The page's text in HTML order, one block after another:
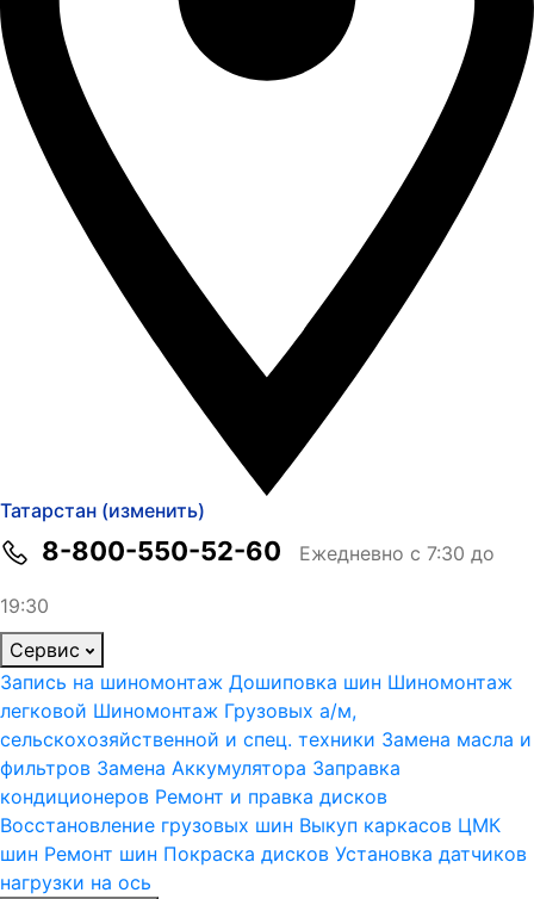
Татарстан (изменить)
8-800-550-52-60 Ежедневно с 7:30 до
19:30
Сервис
Запись на шиномонтаж Дошиповка шин Шиномонтаж
легковой Шиномонтаж Грузовых а/м,
сельскохозяйственной и спец. техники Замена масла и
фильтров Замена Аккумулятора Заправка
кондиционеров Ремонт и правка дисков
Восстановление грузовых шин Выкуп каркасов ЦМК
шин Ремонт шин Покраска дисков Установка датчиков
нагрузки на ось